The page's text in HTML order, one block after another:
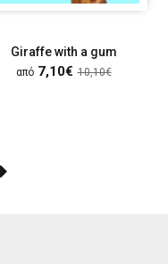
Giraffe with a gum
από 7,10€ 10,10€